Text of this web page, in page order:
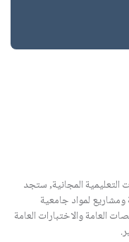
التعليمية المجانية, ستجد
لمواد جامعية
العامة والاختبارات العامة